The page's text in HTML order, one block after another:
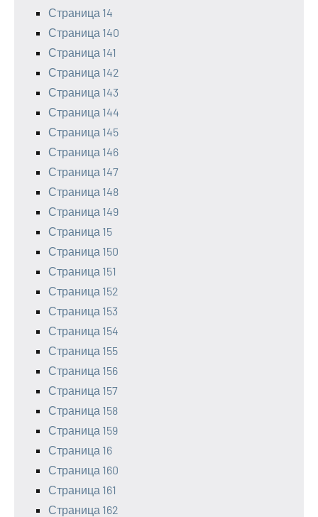
Страница 14
Страница 140
Страница 141
Страница 142
Страница 143
Страница 144
Страница 145
Страница 146
Страница 147
Страница 148
Страница 149
Страница 15
Страница 150
Страница 151
Страница 152
Страница 153
Страница 154
Страница 155
Страница 156
Страница 157
Страница 158
Страница 159
Страница 16
Страница 160
Страница 161
Страница 162